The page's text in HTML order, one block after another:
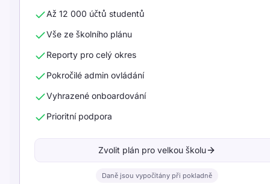
Až 12 000 účtů studentů
Vše ze školního plánu
Reporty pro celý okres
Pokročilé admin ovládání
Vyhrazené onboardování
Prioritní podpora
Zvolit plán pro velkou školu
Daně jsou vypočítány při pokladně